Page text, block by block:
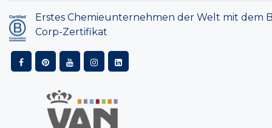
Erstes Chemieunternehmen der Welt mit dem
Corp-Zertifikat